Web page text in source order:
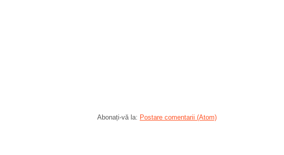
Abonați-vă la: Postare comentarii (Atom)